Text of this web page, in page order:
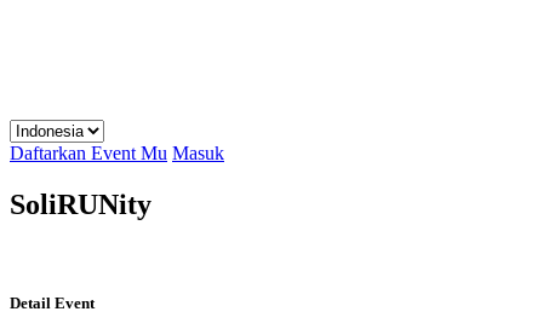
Daftarkan Event Mu Masuk
SoliRUNity
Detail Event